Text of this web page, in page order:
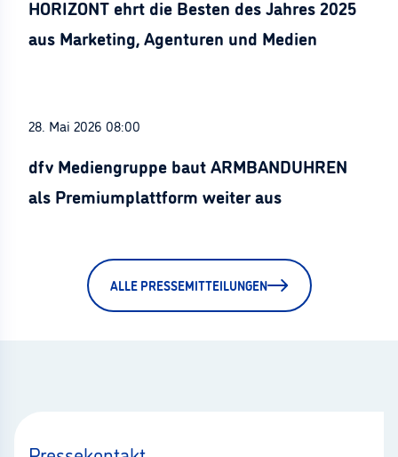
HORIZONT ehrt die Besten des Jahres 2025
aus Marketing, Agenturen und Medien
28. Mai 2026 08:00
dfv Mediengruppe baut ARMBANDUHREN
als Premiumplattform weiter aus
ALLE PRESSEMITTEILUNGEN